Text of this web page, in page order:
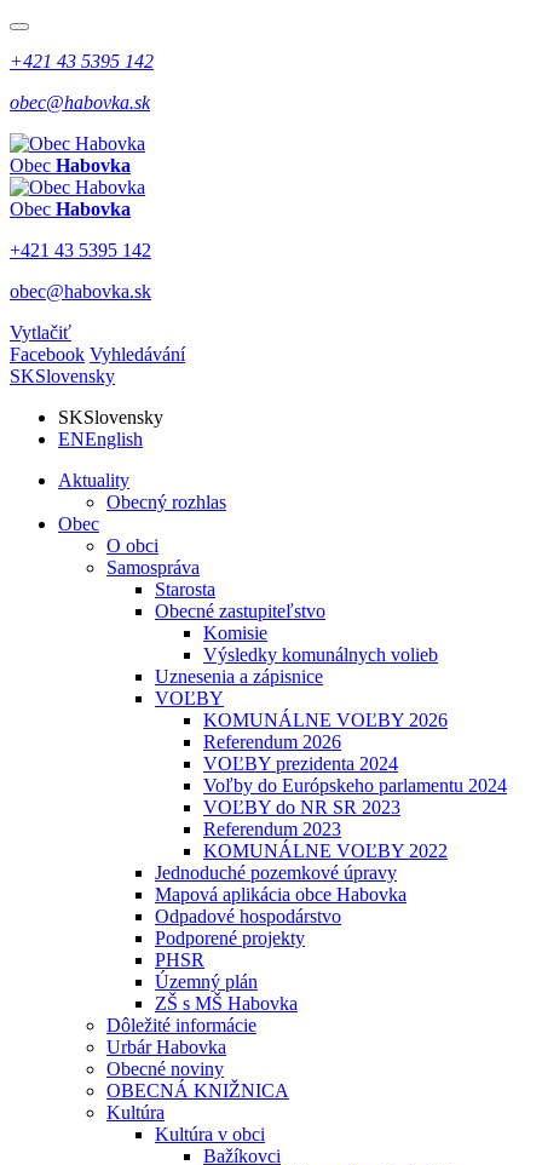
+421 43 5395 142
obec@habovka.sk
Obec Habovka
Obec Habovka
+421 43 5395 142
obec@habovka.sk
Vytlačiť
Facebook Vyhledávání
SKSlovensky
SKSlovensky
ENEnglish
Aktuality
Obecný rozhlas
Obec
O obci
Samospráva
Starosta
Obecné zastupiteľstvo
Komisie
Výsledky komunálnych volieb
Uznesenia a zápisnice
VOĽBY
KOMUNÁLNE VOĽBY 2026
Referendum 2026
VOĽBY prezidenta 2024
Voľby do Európskeho parlamentu 2024
VOĽBY do NR SR 2023
Referendum 2023
KOMUNÁLNE VOĽBY 2022
Jednoduché pozemkové úpravy
Mapová aplikácia obce Habovka
Odpadové hospodárstvo
Podporené projekty
PHSR
Územný plán
ZŠ s MŠ Habovka
Dôležité informácie
Urbár Habovka
Obecné noviny
OBECNÁ KNIŽNICA
Kultúra
Kultúra v obci
Bažíkovci